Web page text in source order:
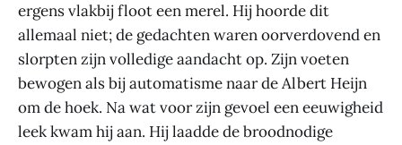
ergens vlakbij floot een merel. Hij hoorde dit
allemaal niet; de gedachten waren oorverdovend en
slorpten zijn volledige aandacht op. Zijn voeten
bewogen als bij automatisme naar de Albert Heijn
om de hoek. Na wat voor zijn gevoel een eeuwigheid
leek kwam hij aan. Hij laadde de broodnodige